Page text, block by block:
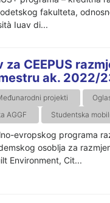
fakulteta,
Iuav di...
za CEEPUS
ak. 2022/
projekti
AGGF
Studentska
evropskog programa
osoblja za
Environment, Cit...